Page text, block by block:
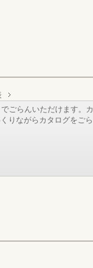
ごらんいただけます。カ
りながらカタログをごら